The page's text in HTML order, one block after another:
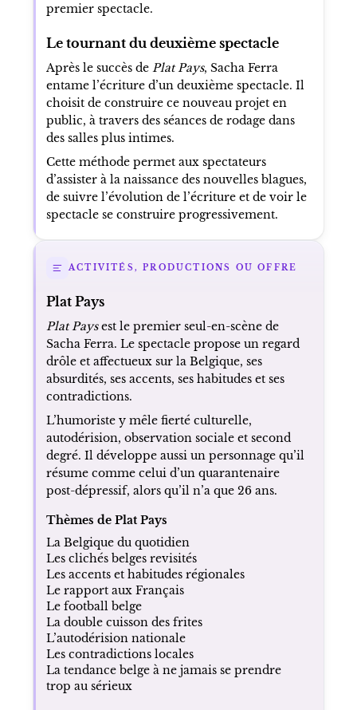
premier spectacle.
Le tournant du deuxième spectacle
Après le succès de Plat Pays, Sacha Ferra
entame l’écriture d’un deuxième spectacle. Il
choisit de construire ce nouveau projet en
public, à travers des séances de rodage dans
des salles plus intimes.
Cette méthode permet aux spectateurs
d’assister à la naissance des nouvelles blagues,
de suivre l’évolution de l’écriture et de voir le
spectacle se construire progressivement.
ACTIVITÉS, PRODUCTIONS OU OFFRE
Plat Pays
Plat Paysest le premier seul-en-scène de
Sacha Ferra. Le spectacle propose un regard
drôle et affectueux sur la Belgique, ses
absurdités, ses accents, ses habitudes et ses
contradictions.
L’humoriste y mêle fierté culturelle,
autodérision, observation sociale et second
degré. Il développe aussi un personnage qu’il
résume comme celui d’un quarantenaire
post-dépressif, alors qu’il n’a que 26 ans.
Thèmes de Plat Pays
La Belgique du quotidien
Les clichés belges revisités
Les accents et habitudes régionales
Le rapport aux Français
Le football belge
La double cuisson des frites
L’autodérision nationale
Les contradictions locales
La tendance belge à ne jamais se prendre
trop au sérieux